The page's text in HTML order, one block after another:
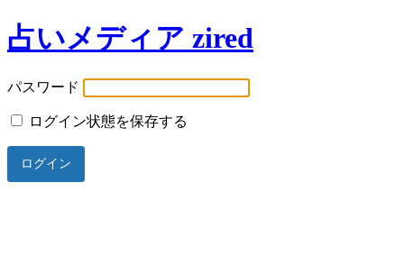
占いメディア zired
パスワード
ログイン状態を保存する